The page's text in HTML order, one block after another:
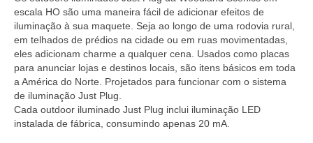
escala HO são uma maneira fácil de adicionar efeitos de
iluminação à sua maquete. Seja ao longo de uma rodovia rural,
em telhados de prédios na cidade ou em ruas movimentadas,
eles adicionam charme a qualquer cena. Usados ​​como placas
para anunciar lojas e destinos locais, são itens básicos em toda
a América do Norte. Projetados para funcionar com o sistema
de iluminação Just Plug.
Cada outdoor iluminado Just Plug inclui iluminação LED
instalada de fábrica, consumindo apenas 20 mA.